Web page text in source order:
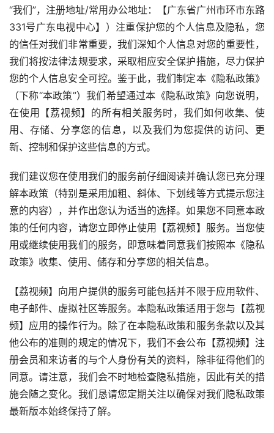
“我们”，注册地址/常用办公地址：【广东省广州市环市东路
331号广东电视中心】）注重保护您的个人信息及隐私，您
的信任对我们非常重要，我们深知个人信息对您的重要性，
我们将按法律法规要求，采取相应安全保护措施，尽力保护
您的个人信息安全可控。鉴于此，我们制定本《隐私政策》
（下称“本政策”）我们希望通过本《隐私政策》向您说明，
在使用【荔视频】的所有相关服务时，我们如何收集、使
用、存储、分享您的信息，以及我们为您提供的访问、更
新、控制和保护这些信息的方式。
我们建议您在使用我们的服务前仔细阅读并确认您已充分理
解本政策（特别是采用加粗、斜体、下划线等方式提示您注
意的内容），并作出您认为适当的选择。如果您不同意本政
策的任何内容，请您立即停止使用【荔视频】服务。当您使
用或继续使用我们的服务，即意味着同意我们按照本《隐私
政策》收集、使用、储存和分享您的相关信息。
【荔视频】向用户提供的服务可能包括并不限于应用软件、
电子邮件、虚拟社区等服务。本隐私政策适用于您与【荔视
频】应用的操作行为。除了在本隐私政策和服务条款以及其
他公布的准则的规定的情况下，我们不会公布【荔视频】注
册会员和来访者的与个人身份有关的资料，除非征得他们的
同意。请注意，我们会不时地检查隐私措施，因此有关的措
施会随之变化。我们恳请您定期关注以确保对我们隐私政策
最新版本始终保持了解。